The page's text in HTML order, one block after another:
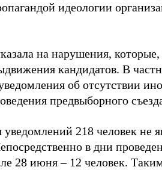
идеологии
на нарушения,
кандидатов. В
об отсутствии
предвыборного
218 человек не
в дни
28 июня – 12 человек.